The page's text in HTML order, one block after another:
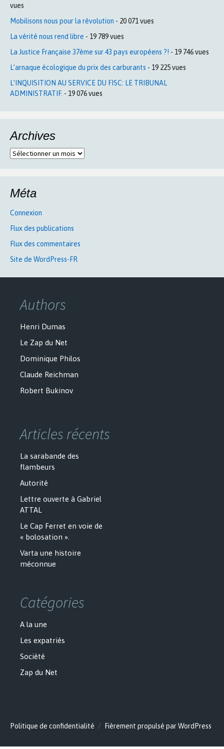
vues
Mobilisons nous pour la révolution - 20 071 vues
La vérité nous rend libre - 19 789 vues
La Justice Française 37ème sur 43 pays européens ?! - 19 746 vues
L’arnaque écologique du prix des carburants - 19 225 vues
L’INQUISITION AU SERVICE DU FISC: LE TRIBUNAL
ADMINISTRATIF. - 19 076 vues
Archives
Archives
Méta
Connexion
Flux des publications
Flux des commentaires
Site de WordPress-FR
Authors
Henri Dumas
Le Zap du Net
Dominique Philos
Claude Reichman
Robert Bukinov
Articles récents
La sarabande des
flambeurs
Autorité
Lettre ouverte à Gabriel
ATTAL
Le Cap Ferret en voie de
« bolosation ».
Varta une histoire
méconnue
Catégories
A la une
Les expatriés
Société
Zap du Net
Politique de confidentialité Fièrement propulsé par WordPress